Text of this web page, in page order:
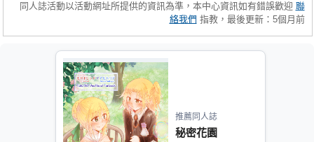
同人誌活動以活動網址所提供的資訊為準，本中心資訊如有錯誤歡迎 聯
絡我們 指教，最後更新：5個月前
推薦同人誌
秘密花園